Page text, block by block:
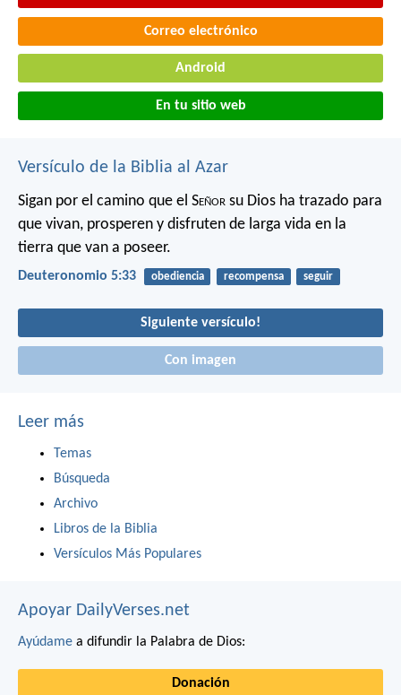
Correo electrónico
Android
En tu sitio web
Versículo de la Biblia al Azar
Sigan por el camino que el Señor su Dios ha trazado para
que vivan, prosperen y disfruten de larga vida en la
tierra que van a poseer.
Deuteronomio 5:33 obediencia recompensa seguir
Siguiente versículo!
Con imagen
Leer más
Temas
Búsqueda
Archivo
Libros de la Biblia
Versículos Más Populares
Apoyar DailyVerses.net
Ayúdame a difundir la Palabra de Dios:
Donación